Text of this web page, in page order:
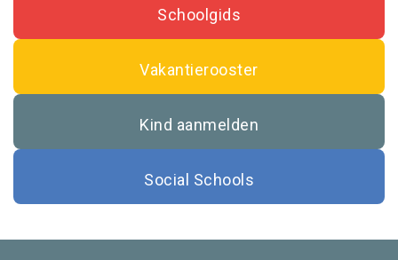
Schoolgids
Vakantierooster
Kind aanmelden
Social Schools